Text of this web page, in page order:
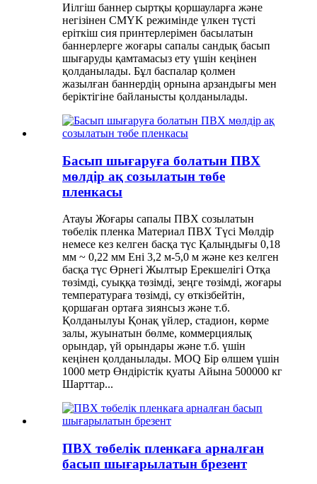
Иілгіш баннер сыртқы қоршауларға және
негізінен CMYK режимінде үлкен түсті
еріткіш сия принтерлерімен басылатын
баннерлерге жоғары сапалы сандық басып
шығаруды қамтамасыз ету үшін кеңінен
қолданылады. Бұл баспалар қолмен
жазылған баннердің орнына арзандығы мен
беріктігіне байланысты қолданылады.
Басып шығаруға болатын ПВХ
мөлдір ақ созылатын төбе
пленкасы
Атауы Жоғары сапалы ПВХ созылатын
төбелік пленка Материал ПВХ Түсі Мөлдір
немесе кез келген басқа түс Қалыңдығы 0,18
мм ~ 0,22 мм Ені 3,2 м-5,0 м және кез келген
басқа түс Өрнегі Жылтыр Ерекшелігі Отқа
төзімді, суыққа төзімді, зеңге төзімді, жоғары
температураға төзімді, су өткізбейтін,
қоршаған ортаға зиянсыз және т.б.
Қолданылуы Қонақ үйлер, стадион, көрме
залы, жуынатын бөлме, коммерциялық
орындар, үй орындары және т.б. үшін
кеңінен қолданылады. MOQ Бір өлшем үшін
1000 метр Өндірістік қуаты Айына 500000 кг
Шарттар...
ПВХ төбелік пленкаға арналған
басып шығарылатын брезент